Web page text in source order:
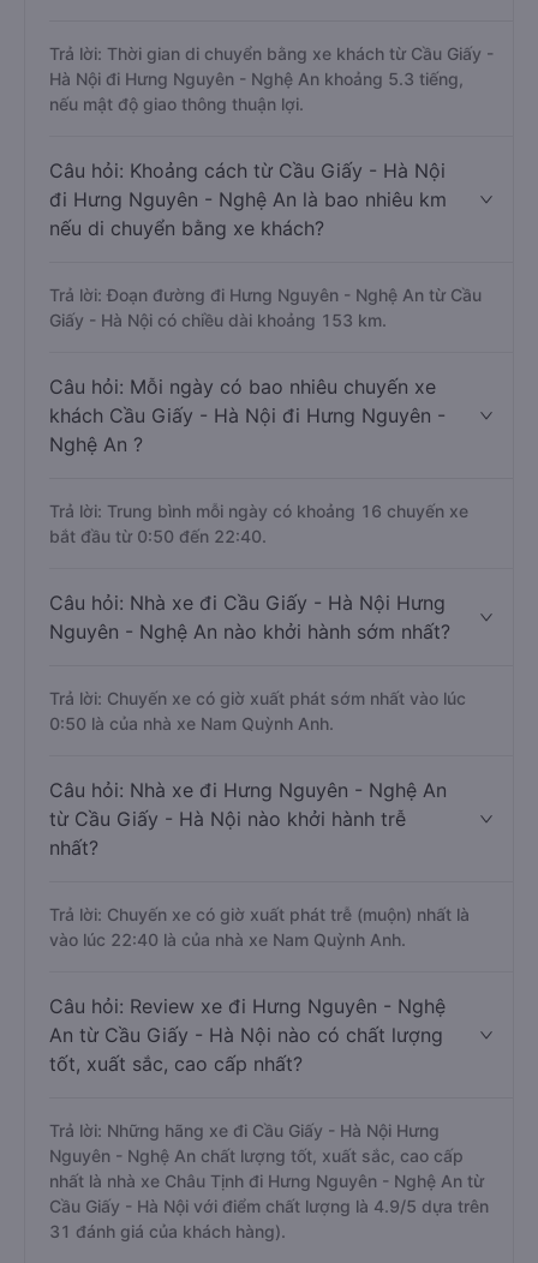
Trả lời: Thời gian di chuyển bằng xe khách từ Cầu Giấy -
Hà Nội đi Hưng Nguyên - Nghệ An khoảng 5.3 tiếng,
nếu mật độ giao thông thuận lợi.
Câu hỏi: Khoảng cách từ Cầu Giấy - Hà Nội
đi Hưng Nguyên - Nghệ An là bao nhiêu km
nếu di chuyển bằng xe khách?
Trả lời: Đoạn đường đi Hưng Nguyên - Nghệ An từ Cầu
Giấy - Hà Nội có chiều dài khoảng 153 km.
Câu hỏi: Mỗi ngày có bao nhiêu chuyến xe
khách Cầu Giấy - Hà Nội đi Hưng Nguyên -
Nghệ An ?
Trả lời: Trung bình mỗi ngày có khoảng 16 chuyến xe
bắt đầu từ 0:50 đến 22:40.
Câu hỏi: Nhà xe đi Cầu Giấy - Hà Nội Hưng
Nguyên - Nghệ An nào khởi hành sớm nhất?
Trả lời: Chuyến xe có giờ xuất phát sớm nhất vào lúc
0:50 là của nhà xe Nam Quỳnh Anh.
Câu hỏi: Nhà xe đi Hưng Nguyên - Nghệ An
từ Cầu Giấy - Hà Nội nào khởi hành trễ
nhất?
Trả lời: Chuyến xe có giờ xuất phát trễ (muộn) nhất là
vào lúc 22:40 là của nhà xe Nam Quỳnh Anh.
Câu hỏi: Review xe đi Hưng Nguyên - Nghệ
An từ Cầu Giấy - Hà Nội nào có chất lượng
tốt, xuất sắc, cao cấp nhất?
Trả lời: Những hãng xe đi Cầu Giấy - Hà Nội Hưng
Nguyên - Nghệ An chất lượng tốt, xuất sắc, cao cấp
nhất là nhà xe Châu Tịnh đi Hưng Nguyên - Nghệ An từ
Cầu Giấy - Hà Nội với điểm chất lượng là 4.9/5 dựa trên
31 đánh giá của khách hàng).